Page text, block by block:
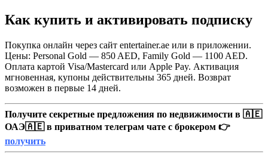
Как купить и активировать подписку
Покупка онлайн через сайт entertainer.ae или в приложении.
Цены: Personal Gold — 850 AED, Family Gold — 1100 AED.
Оплата картой Visa/Mastercard или Apple Pay. Активация
мгновенная, купоны действительны 365 дней. Возврат
возможен в первые 14 дней.
Получите секретные предложения по недвижимости в 🇦🇪
ОАЭ🇦🇪 в приватном телеграм чате с брокером 👉
получить